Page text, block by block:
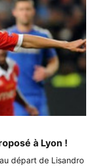
à Lyon !
départ de Lisandro